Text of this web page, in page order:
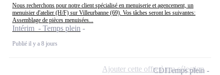
Nous recherchons pour notre client spécialisé en menuiserie et agencement, un
menuisier d'atelier (H/F) sur Villeurbanne (69). Vos tâches seront les suivantes:
Assemblage de pièces menuisées...
Intérim - Temps plein
Publié il y a 8 jours
CDITemps plein
Ajouter cette offre à ma sélection